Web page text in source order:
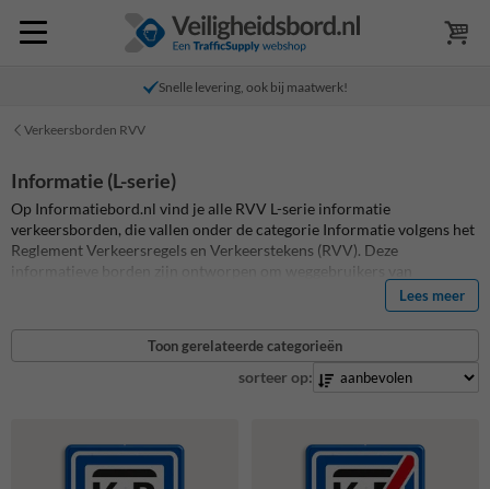
Snelle levering, ook bij maatwerk!
Verkeersborden RVV
Informatie (L-serie)
Op Informatiebord.nl vind je alle RVV L-serie informatie
verkeersborden, die vallen onder de categorie Informatie volgens het
Reglement Verkeersregels en Verkeerstekens (RVV). Deze
informatieve borden zijn ontworpen om weggebruikers van
essentiële informatie te voorzien, zoals locatieaanduidingen,
routeverwijzingen of diensten langs de weg. Deze verkeersborden
zijn niet gericht op het geven van waarschuwingen of het afdwingen
van regels, maar zijn bedoeld om aanvullende informatie te
verstrekken die het navigeren op de weg vergemakkelijkt. Deze
navigatie op de weg. Ontdek nu ons assortimentverkeersborden
bewerk en bestel eenvoudig!
Lees meer
Toon gerelateerde categorieën
sorteer op: